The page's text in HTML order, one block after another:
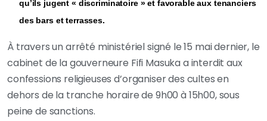
qu’ils jugent « discriminatoire » et favorable aux tenanciers
des bars et terrasses.
À travers un arrêté ministériel signé le 15 mai dernier, le
cabinet de la gouverneure Fifi Masuka a interdit aux
confessions religieuses d’organiser des cultes en
dehors de la tranche horaire de 9h00 à 15h00, sous
peine de sanctions.